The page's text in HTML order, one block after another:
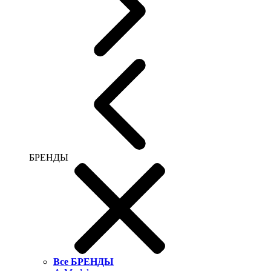
БРЕНДЫ
Все БРЕНДЫ